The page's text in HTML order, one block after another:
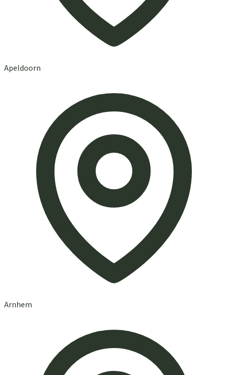
Apeldoorn
Arnhem